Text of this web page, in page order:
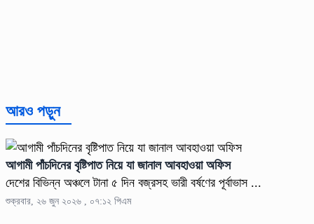
আরও পড়ুন
আগামী পাঁচদিনের বৃষ্টিপাত নিয়ে যা জানাল আবহাওয়া অফিস
দেশের বিভিন্ন অঞ্চলে টানা ৫ দিন বজ্রসহ ভারী বর্ষণের পূর্বাভাস ...
শুক্রবার, ২৬ জুন ২০২৬ , ০৭:১২ পিএম